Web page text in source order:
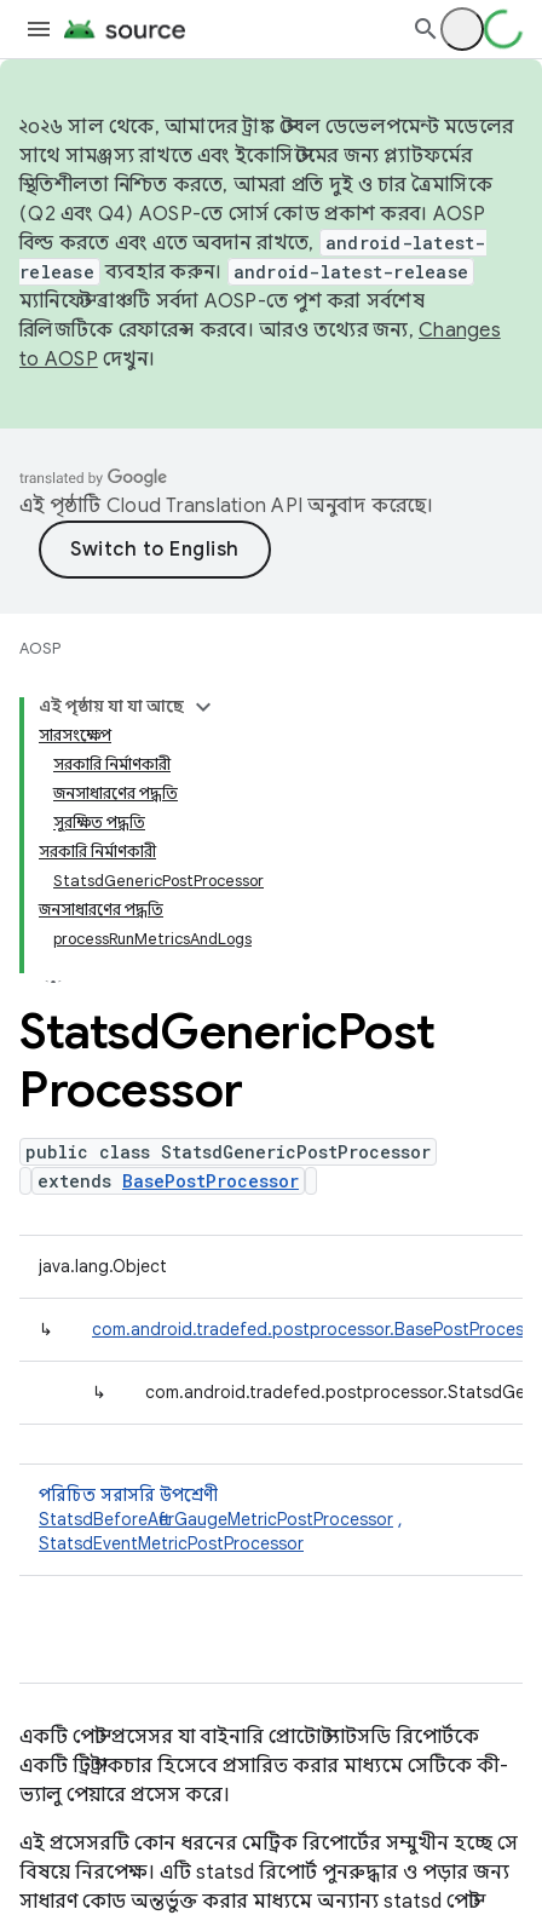
২০২৬ সাল থেকে, আমাদের ট্রাঙ্ক স্টেবল ডেভেলপমেন্ট মডেলের
সাথে সামঞ্জস্য রাখতে এবং ইকোসিস্টেমের জন্য প্ল্যাটফর্মের
স্থিতিশীলতা নিশ্চিত করতে, আমরা প্রতি দুই ও চার ত্রৈমাসিকে
(Q2 এবং Q4) AOSP-তে সোর্স কোড প্রকাশ করব। AOSP
বিল্ড করতে এবং এতে অবদান রাখতে,
android-latest-
release ব্যবহার করুন। android-latest-release
ম্যানিফেস্ট ব্রাঞ্চটি সর্বদা AOSP-তে পুশ করা সর্বশেষ
রিলিজটিকে রেফারেন্স করবে। আরও তথ্যের জন্য, Changes
to AOSP দেখুন।
এই পৃষ্ঠাটি Cloud Translation API অনুবাদ করেছে।
AOSP
এই পৃষ্ঠায় যা যা আছে
সারসংক্ষেপ
সরকারি নির্মাণকারী
জনসাধারণের পদ্ধতি
সুরক্ষিত পদ্ধতি
সরকারি নির্মাণকারী
StatsdGenericPostProcessor
জনসাধারণের পদ্ধতি
processRunMetricsAndLogs
StatsdGenericPost
Processor
public class StatsdGenericPostProcessor
extends BasePostProcessor
java.lang.Object
↳
↳
পরিচিত সরাসরি উপশ্রেণী
StatsdBeforeAfterGaugeMetricPostProcessor ,
StatsdEventMetricPostProcessor
একটি পোস্ট প্রসেসর যা বাইনারি প্রোটো স্ট্যাটসডি রিপোর্টকে
একটি ট্রি স্ট্রাকচার হিসেবে প্রসারিত করার মাধ্যমে সেটিকে কী-
ভ্যালু পেয়ারে প্রসেস করে।
এই প্রসেসরটি কোন ধরনের মেট্রিক রিপোর্টের সম্মুখীন হচ্ছে সে
বিষয়ে নিরপেক্ষ। এটি statsd রিপোর্ট পুনরুদ্ধার ও পড়ার জন্য
সাধারণ কোড অন্তর্ভুক্ত করার মাধ্যমে অন্যান্য statsd পোস্ট